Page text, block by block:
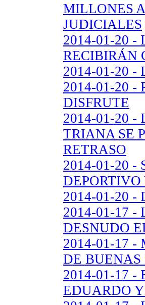
MILLONES
JUDICIALES
2014-01-20 -
RECIBIRÁN
2014-01-20 -
2014-01-20 -
DISFRUTE
2014-01-20 -
TRIANA SE
RETRASO
2014-01-20 -
2014-01-20 -
2014-01-17 -
DESNUDO
2014-01-17 -
DE
2014-01-17 -
EDUARDO